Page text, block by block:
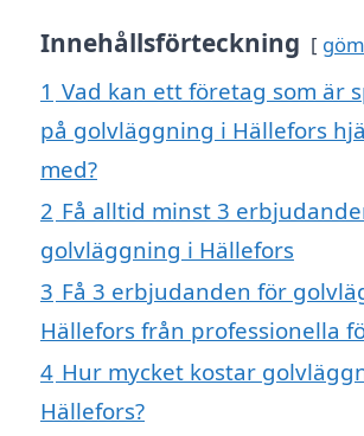
Innehållsförteckning
1 Vad kan ett företag som är
på golvläggning i Hällefors
med?
2 Få alltid minst 3
golvläggning i Hällefors
3 Få 3 erbjudanden för
Hällefors från professionella
4 Hur mycket kostar
Hällefors?